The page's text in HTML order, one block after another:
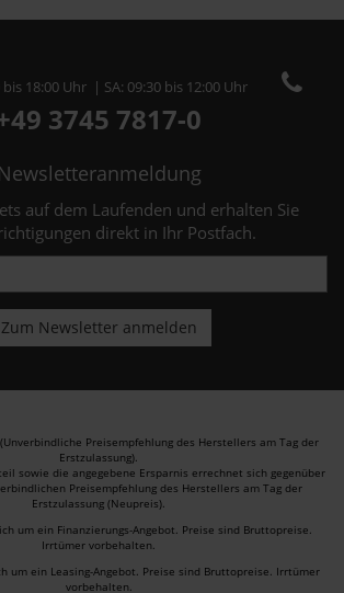
18:00 Uhr | SA: 09:30 bis 12:00 Uhr
3745 7817-0
Newsletteranmeldung
auf dem Laufenden und erhalten Sie
direkt in Ihr Postfach.
Preisempfehlung des Herstellers am Tag der
Erstzulassung).
sowie die angegebene Ersparnis errechnet sich gegenüber
Preisempfehlung des Herstellers am Tag der
Erstzulassung (Neupreis).
um ein Finanzierungs-Angebot. Preise sind Bruttopreise.
Irrtümer vorbehalten.
um ein Leasing-Angebot. Preise sind Bruttopreise. Irrtümer
vorbehalten.